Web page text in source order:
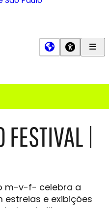
FESTIVAL |
m-v-f- celebra a
e exibições